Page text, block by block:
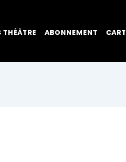
THÉÂTRE ABONNEMENT